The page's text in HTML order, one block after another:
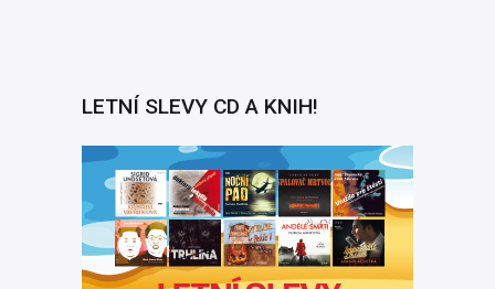
LETNÍ SLEVY CD A KNIH!